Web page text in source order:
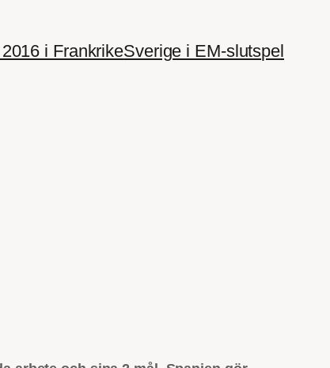
i FrankrikeSverige i EM-slutspel